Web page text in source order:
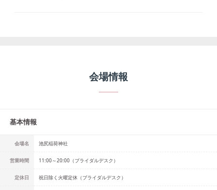
会場情報
基本情報
会場名 池尻稲荷神社
営業時間 11:00～20:00（ブライダルデスク）
定休日 祝日除く火曜定休（ブライダルデスク）